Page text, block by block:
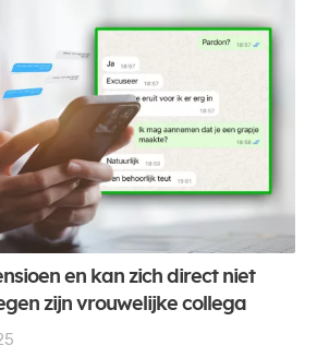
en kan zich direct niet
zijn vrouwelijke collega